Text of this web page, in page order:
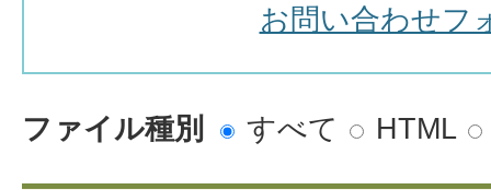
お問い合わせフ
ファイル種別 すべて HTML